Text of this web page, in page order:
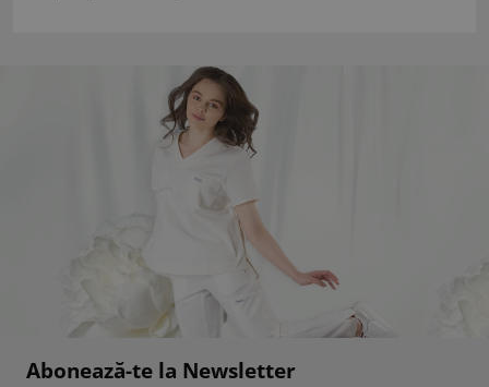
Abonează-te la Newsletter